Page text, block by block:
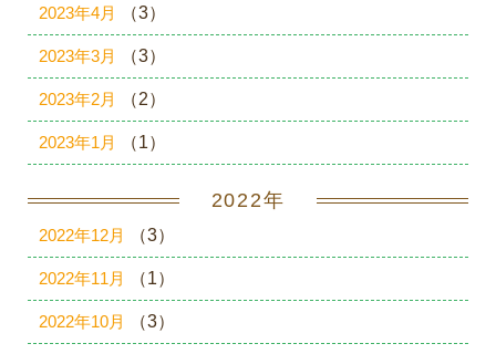
2023年4月 （3）
2023年3月 （3）
2023年2月 （2）
2023年1月 （1）
2022年
2022年12月 （3）
2022年11月 （1）
2022年10月 （3）